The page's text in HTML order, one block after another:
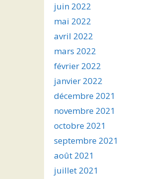
juin 2022
mai 2022
avril 2022
mars 2022
février 2022
janvier 2022
décembre 2021
novembre 2021
octobre 2021
septembre 2021
août 2021
juillet 2021